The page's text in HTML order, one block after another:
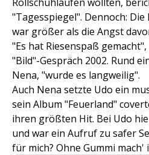
"Tagesspiegel". Dennoch:
war größer als die Angst
"Es hat Riesenspaß
"Bild"-Gespräch 2002. Rund
Nena, "wurde es langweilig".
Auch Nena setzte Udo ein
sein Album "Feuerland"
ihren größten Hit. Bei Udo
und war ein Aufruf zu safer
für mich? Ohne Gummi mach'